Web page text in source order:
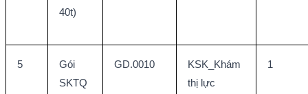
40t)
5
Gói
SKTQ
GD.0010
KSK_Khám
thị lực
1